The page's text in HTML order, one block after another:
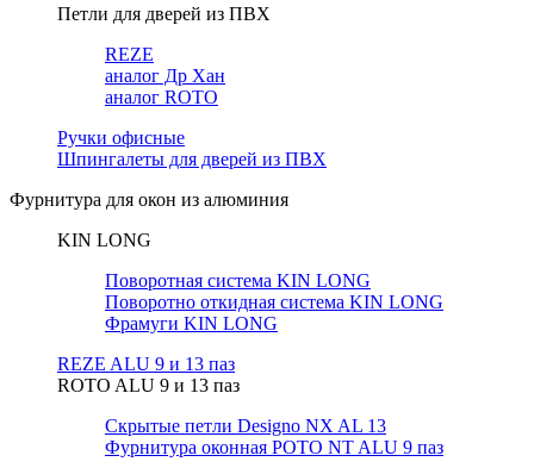
Петли для дверей из ПВХ
REZE
аналог Др Хан
аналог ROTO
Ручки офисные
Шпингалеты для дверей из ПВХ
Фурнитура для окон из алюминия
KIN LONG
Поворотная система KIN LONG
Поворотно откидная система KIN LONG
Фрамуги KIN LONG
REZE ALU 9 и 13 паз
ROTO ALU 9 и 13 паз
Скрытые петли Designo NX AL 13
Фурнитура оконная РОТО NT ALU 9 паз